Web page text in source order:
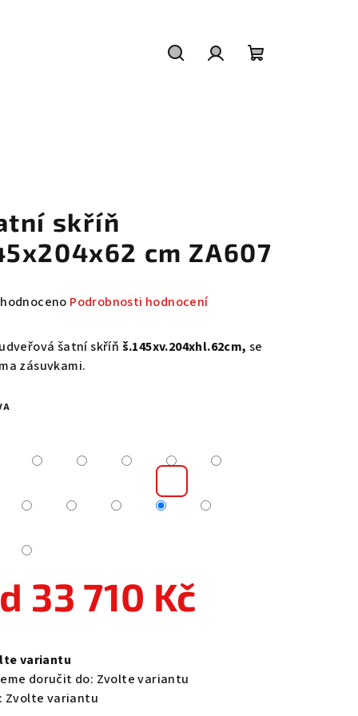
skříň
cm ZA607
Podrobnosti hodnocení
šatní skříň š.145xv.204xhl.62cm,se
zásuvkami.
33 710 Kč
variantu
doručit do: Zvolte variantu
Zvolte variantu